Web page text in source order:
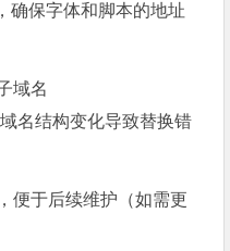
确保字体和脚本的地址
域名
名结构变化导致替换错
便于后续维护（如需更